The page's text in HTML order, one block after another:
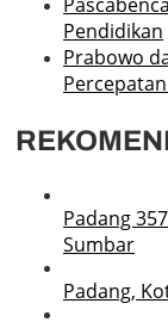
Pendidikan
Prabowo
Padang
Sumbar
Padang,